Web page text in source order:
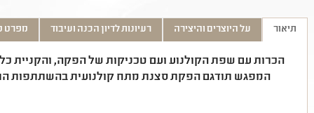
תיאור על היוצרים והיצירה רעיונות לדיון הכנה ועיבוד מפרט
הכרות עם שפת הקולנוע ועם טכניקות של הפקה, והקניית
המפגש תודגם הפקת סצנת מתח קולנועית בהשתתפות